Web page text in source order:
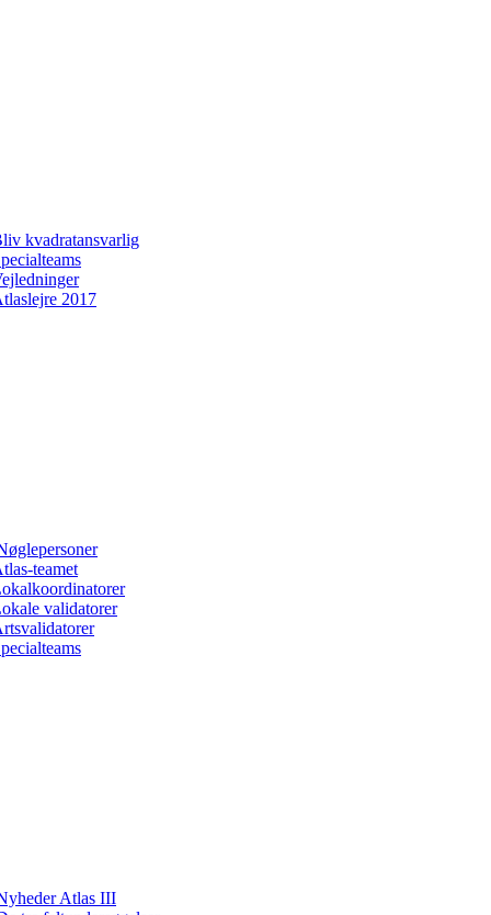
kvadratansvarlig
2017
teamet
validatorer
Atlas III